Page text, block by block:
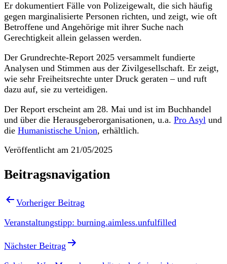
Er dokumentiert Fälle von Polizeigewalt, die sich häufig
gegen marginalisierte Personen richten, und zeigt, wie oft
Betroffene und Angehörige mit ihrer Suche nach
Gerechtigkeit allein gelassen werden.
Der Grundrechte-Report 2025 versammelt fundierte
Analysen und Stimmen aus der Zivilgesellschaft. Er zeigt,
wie sehr Freiheitsrechte unter Druck geraten – und ruft
dazu auf, sie zu verteidigen.
Der Report erscheint am 28. Mai und ist im Buchhandel
und über die Herausgeberorganisationen, u.a. Pro Asyl und
die Humanistische Union, erhältlich.
Veröffentlicht am 21/05/2025
Beitragsnavigation
Vorheriger Beitrag
Veranstaltungstipp: burning.aimless.unfulfilled
Nächster Beitrag